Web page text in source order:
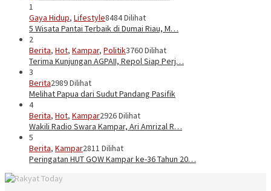
1
Gaya Hidup, Lifestyle8484 Dilihat
5 Wisata Pantai Terbaik di Dumai Riau, M…
2
Berita, Hot, Kampar, Politik3760 Dilihat
Terima Kunjungan AGPAII, Repol Siap Perj…
3
Berita2989 Dilihat
Melihat Papua dari Sudut Pandang Pasifik
4
Berita, Hot, Kampar2926 Dilihat
Wakili Radio Swara Kampar, Ari Amrizal R…
5
Berita, Kampar2811 Dilihat
Peringatan HUT GOW Kampar ke-36 Tahun 20…